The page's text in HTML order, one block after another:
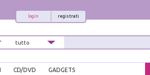
registrati
login
CD/DVD GADGETS